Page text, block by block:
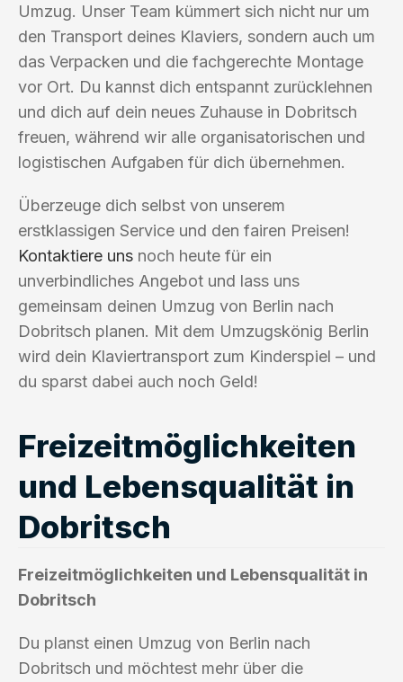
Umzug. Unser Team kümmert sich nicht nur um
den Transport deines Klaviers, sondern auch um
das Verpacken und die fachgerechte Montage
vor Ort. Du kannst dich entspannt zurücklehnen
und dich auf dein neues Zuhause in Dobritsch
freuen, während wir alle organisatorischen und
logistischen Aufgaben für dich übernehmen.
Überzeuge dich selbst von unserem
erstklassigen Service und den fairen Preisen!
Kontaktiere uns noch heute für ein
unverbindliches Angebot und lass uns
gemeinsam deinen Umzug von Berlin nach
Dobritsch planen. Mit dem Umzugskönig Berlin
wird dein Klaviertransport zum Kinderspiel – und
du sparst dabei auch noch Geld!
Freizeitmöglichkeiten
und Lebensqualität in
Dobritsch
Freizeitmöglichkeiten und Lebensqualität in
Dobritsch
Du planst einen Umzug von Berlin nach
Dobritsch und möchtest mehr über die